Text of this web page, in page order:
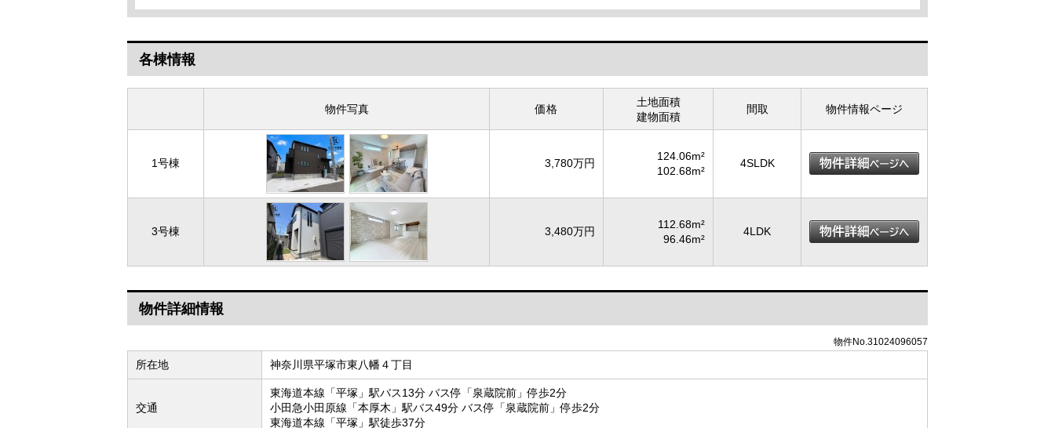
各棟情報
物件写真 価格
土地面積
建物面積
間取 物件情報ページ
1号棟 3,780万円
124.06m²
102.68m²
4SLDK
3号棟 3,480万円
112.68m²
96.46m²
4LDK
物件詳細情報
物件No.31024096057
所在地 神奈川県平塚市東八幡４丁目
交通
東海道本線「平塚」駅バス13分 バス停「泉蔵院前」停歩2分
小田急小田原線「本厚木」駅バス49分 バス停「泉蔵院前」停歩2分
東海道本線「平塚」駅徒歩37分